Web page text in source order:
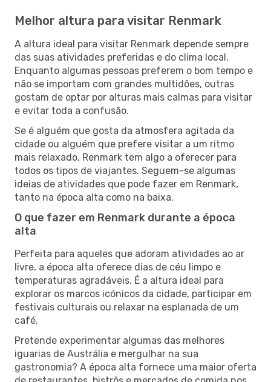
Melhor altura para visitar Renmark
A altura ideal para visitar Renmark depende sempre
das suas atividades preferidas e do clima local.
Enquanto algumas pessoas preferem o bom tempo e
não se importam com grandes multidões, outras
gostam de optar por alturas mais calmas para visitar
e evitar toda a confusão.
Se é alguém que gosta da atmosfera agitada da
cidade ou alguém que prefere visitar a um ritmo
mais relaxado, Renmark tem algo a oferecer para
todos os tipos de viajantes. Seguem-se algumas
ideias de atividades que pode fazer em Renmark,
tanto na época alta como na baixa.
O que fazer em Renmark durante a época
alta
Perfeita para aqueles que adoram atividades ao ar
livre, a época alta oferece dias de céu limpo e
temperaturas agradáveis. É a altura ideal para
explorar os marcos icónicos da cidade, participar em
festivais culturais ou relaxar na esplanada de um
café.
Pretende experimentar algumas das melhores
iguarias de Austrália e mergulhar na sua
gastronomia? A época alta fornece uma maior oferta